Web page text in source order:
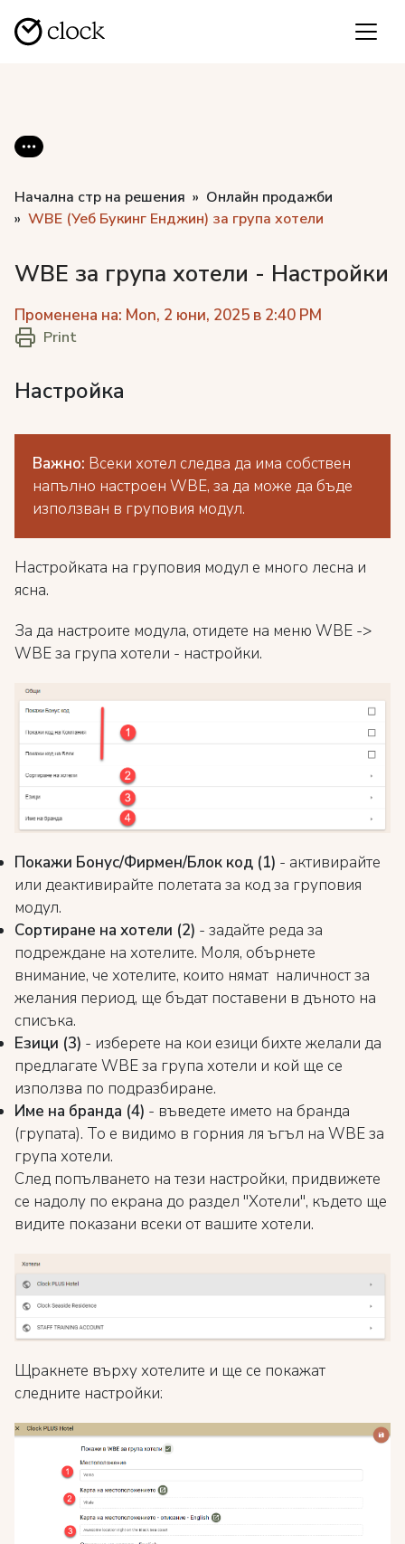
Начална стр на решения
Онлайн продажби
WBE (Уеб Букинг Енджин) за група хотели
WBE за група хотели - Настройки
Променена на: Mon, 2 юни, 2025 в 2:40 PM
Print
Настройка
Важно: Всеки хотел следва да има собствен
напълно настроен WBE, за да може да бъде
използван в груповия модул.
Настройката на груповия модул е много лесна и
ясна.
За да настроите модула, отидете на меню WBE ->
WBE за група хотели - настройки.
Покажи Бонус/Фирмен/Блок код (1) - активирайте
или деактивирайте полетата за код за груповия
модул.
Сортиране на хотели (2) - задайте реда за
подреждане на хотелите. Моля, обърнете
внимание, че хотелите, които нямат наличност за
желания период, ще бъдат поставени в дъното на
списъка.
Езици (3) - изберете на кои езици бихте желали да
предлагате WBE за група хотели и кой ще се
използва по подразбиране.
Име на бранда (4) - въведете името на бранда
(групата). То е видимо в горния ля ъгъл на WBE за
група хотели.
След попълването на тези настройки, придвижете
се надолу по екрана до раздел "Хотели", където ще
видите показани всеки от вашите хотели.
Щракнете върху хотелите и ще се покажат
следните настройки: